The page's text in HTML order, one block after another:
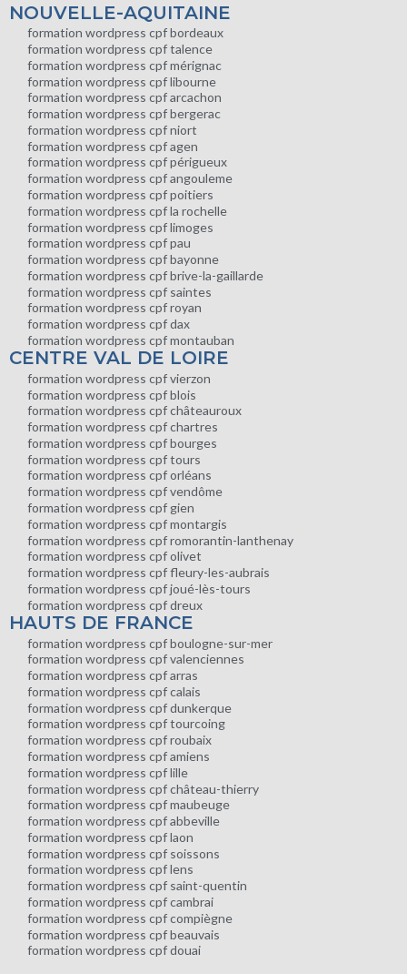
NOUVELLE-AQUITAINE
formation wordpress cpf bordeaux
formation wordpress cpf talence
formation wordpress cpf mérignac
formation wordpress cpf libourne
formation wordpress cpf arcachon
formation wordpress cpf bergerac
formation wordpress cpf niort
formation wordpress cpf agen
formation wordpress cpf périgueux
formation wordpress cpf angouleme
formation wordpress cpf poitiers
formation wordpress cpf la rochelle
formation wordpress cpf limoges
formation wordpress cpf pau
formation wordpress cpf bayonne
formation wordpress cpf brive-la-gaillarde
formation wordpress cpf saintes
formation wordpress cpf royan
formation wordpress cpf dax
formation wordpress cpf montauban
CENTRE VAL DE LOIRE
formation wordpress cpf vierzon
formation wordpress cpf blois
formation wordpress cpf châteauroux
formation wordpress cpf chartres
formation wordpress cpf bourges
formation wordpress cpf tours
formation wordpress cpf orléans
formation wordpress cpf vendôme
formation wordpress cpf gien
formation wordpress cpf montargis
formation wordpress cpf romorantin-lanthenay
formation wordpress cpf olivet
formation wordpress cpf fleury-les-aubrais
formation wordpress cpf joué-lès-tours
formation wordpress cpf dreux
HAUTS DE FRANCE
formation wordpress cpf boulogne-sur-mer
formation wordpress cpf valenciennes
formation wordpress cpf arras
formation wordpress cpf calais
formation wordpress cpf dunkerque
formation wordpress cpf tourcoing
formation wordpress cpf roubaix
formation wordpress cpf amiens
formation wordpress cpf lille
formation wordpress cpf château-thierry
formation wordpress cpf maubeuge
formation wordpress cpf abbeville
formation wordpress cpf laon
formation wordpress cpf soissons
formation wordpress cpf lens
formation wordpress cpf saint-quentin
formation wordpress cpf cambrai
formation wordpress cpf compiègne
formation wordpress cpf beauvais
formation wordpress cpf douai